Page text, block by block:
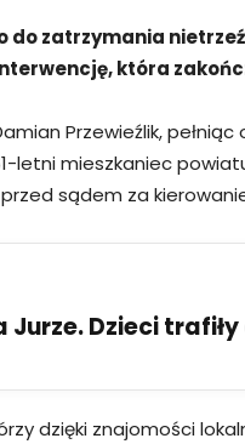
do zatrzymania
która
Przewieźlik,
letni mieszkaniec
sądem za
Dzieci
dzięki znajomości